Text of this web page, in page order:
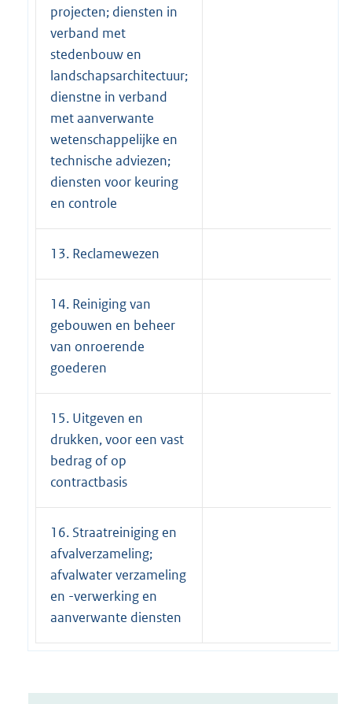
projecten; diensten in
verband met
stedenbouw en
landschapsarchitectuur;
dienstne in verband
met aanverwante
wetenschappelijke en
technische adviezen;
diensten voor keuring
en controle
13. Reclamewezen
14. Reiniging van
gebouwen en beheer
van onroerende
goederen
15. Uitgeven en
drukken, voor een vast
bedrag of op
contractbasis
16. Straatreiniging en
afvalverzameling;
afvalwater verzameling
en -verwerking en
aanverwante diensten